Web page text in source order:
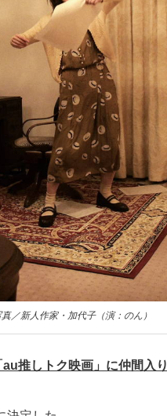
／新人作家・加代子（演：のん）
推しトク映画」に仲間入り